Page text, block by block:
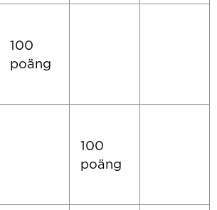
100
poäng
100
poäng